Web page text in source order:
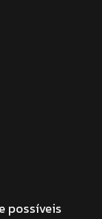
possíveis